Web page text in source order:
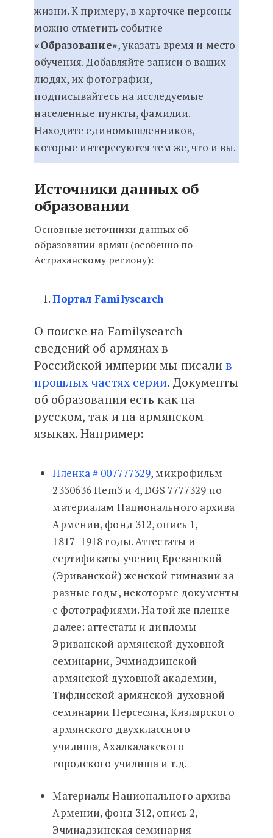
жизни. К примеру, в карточке персоны
можно отметить событие
«Образование», указать время и место
обучения. Добавляйте записи о ваших
людях, их фотографии,
подписывайтесь на исследуемые
населенные пункты, фамилии.
Находите единомышленников,
которые интересуются тем же, что и вы.
Источники данных об
образовании
Основные источники данных об
образовании армян (особенно по
Астраханскому региону):
Портал Familysearch
О поиске на Familysearch
сведений об армянах в
Российской империи мы писалив
прошлых частях серии. Документы
об образовании есть как на
русском, так и на армянском
языках. Например:
Пленка # 007777329, микрофильм
2330636 Item3 и 4, DGS 7777329 по
материалам Национального архива
Армении, фонд 312, опись 1,
1817−1918 годы. Аттестаты и
сертификаты учениц Ереванской
(Эриванской) женской гимназии за
разные годы, некоторые документы
с фотографиями. На той же пленке
далее: аттестаты и дипломы
Эриванской армянской духовной
семинарии, Эчмиадзинской
армянской духовной академии,
Тифлисской армянской духовной
семинарии Нерсесяна, Кизлярского
армянского двухклассного
училища, Ахалкалакского
городского училища и т.д.
Материалы Национального архива
Армении, фонд 312, опись 2,
Эчмиадзинская семинария